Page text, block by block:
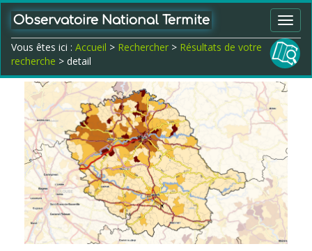
Observatoire National Termite
Vous êtes ici : Accueil > Rechercher > Résultats de votre
recherche > detail